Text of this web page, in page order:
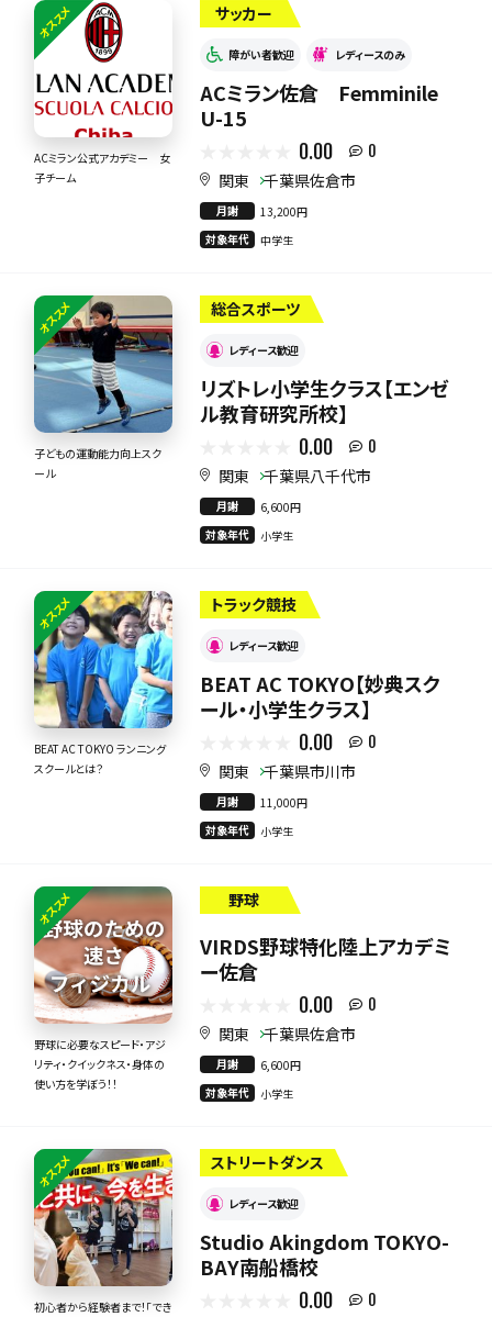
オススメ
ACミラン公式アカデミー 女
子チーム
サッカー
障がい者歓迎 レディースのみ
ACミラン佐倉 Femminile
U-15
0.00 0
関東 千葉県佐倉市
月謝
13,200円
対象年代
中学生
オススメ
子どもの運動能力向上スク
ール
総合スポーツ
レディース歓迎
リズトレ小学生クラス【エンゼ
ル教育研究所校】
0.00 0
関東 千葉県八千代市
月謝
6,600円
対象年代
小学生
オススメ
BEAT AC TOKYO ランニング
スクールとは？
トラック競技
レディース歓迎
BEAT AC TOKYO【妙典スク
ール・小学生クラス】
0.00 0
関東 千葉県市川市
月謝
11,000円
対象年代
小学生
オススメ
野球に必要なスピード・アジ
リティ・クイックネス・身体の
使い方を学ぼう！！
野球
VIRDS野球特化陸上アカデミ
ー佐倉
0.00 0
関東 千葉県佐倉市
月謝
6,600円
対象年代
小学生
オススメ
初心者から経験者まで！「でき
ストリートダンス
レディース歓迎
Studio Akingdom TOKYO-
BAY南船橋校
0.00 0